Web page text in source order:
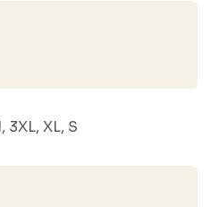
3XL, XL, S